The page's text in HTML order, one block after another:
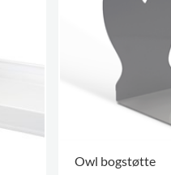
Owl bogstøtte